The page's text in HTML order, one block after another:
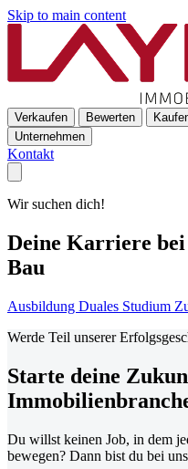
Skip to main content
Verkaufen Bewerten
Unternehmen
Kontakt
Wir suchen dich!
Deine Karriere
Bau
Ausbildung Duales Studium
Werde Teil unserer
Starte deine
Du willst keinen Job, in dem
bewegen? Dann bist du bei